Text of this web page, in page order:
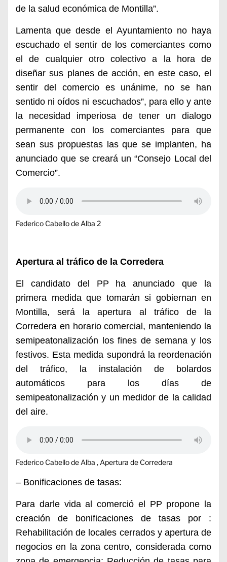
de la salud económica de Montilla”.
Lamenta que desde el Ayuntamiento no haya
escuchado el sentir de los comerciantes como
el de cualquier otro colectivo a la hora de
diseñar sus planes de acción, en este caso, el
sentir del comercio es unánime, no se han
sentido ni oídos ni escuchados”, para ello y ante
a necesidad imperiosa de tener un dialogo
permanente con los comerciantes para que
sean sus propuestas las que se implanten, ha
anunciado que se creará un “Consejo Local del
Comercio”.
Federico Cabello de Alba 2
Apertura al tráfico de la Corredera
El candidato del PP ha anunciado que la
primera medida que tomarán si gobiernan en
Montilla, será la apertura al tráfico de la
Corredera en horario comercial, manteniendo la
semipeatonalización los fines de semana y los
festivos. Esta medida supondrá la reordenación
del tráfico, la instalación de bolardos
automáticos para los días de
semipeatonalización y un medidor de la calidad
del aire.
Federico Cabello de Alba , Apertura de Corredera
– Bonificaciones de tasas:
Para darle vida al comerció el PP propone la
creación de bonificaciones de tasas por :
Rehabilitación de locales cerrados y apertura de
negocios en la zona centro, considerada como